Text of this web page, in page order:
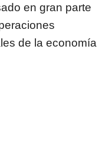
en gran parte
de la economía